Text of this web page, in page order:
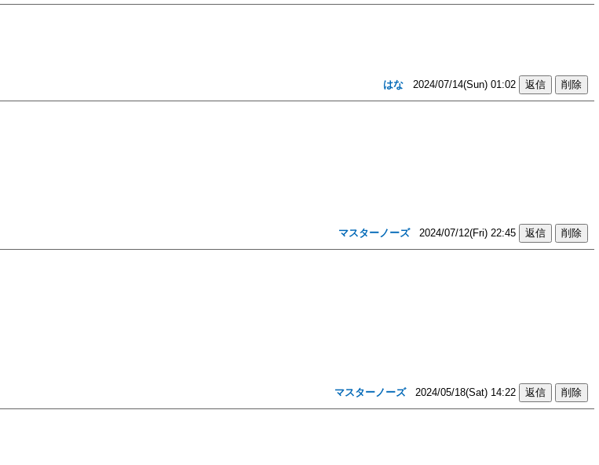
はな 2024/07/14(Sun) 01:02
マスターノーズ2024/07/12(Fri) 22:45
マスターノーズ2024/05/18(Sat) 14:22